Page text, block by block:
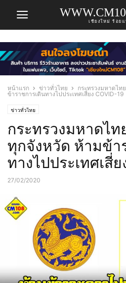
เชียงใหม่ ร้อย
หน้าแรก ข่าวทั่วไทย
กระทรวงมหาดไท
ข้าราชการเดินทางไปประเทศเสี่ยง COVID-19
ข่าวทั่วไทย
กระทรวงมหาดไท
ทุกจังหวัด ห้ามข้า
ทางไปประเทศเสี่
27/02/2020